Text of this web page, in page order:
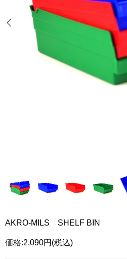
AKRO-MILS SHELF BIN
価格:2,090円 (税込)